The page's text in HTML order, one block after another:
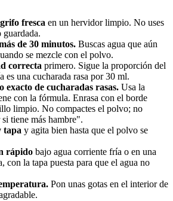
fresca en un hervidor limpio. No uses
guardada.
de 30 minutos. Buscas agua que aún
se mezcle con el polvo.
correcta primero. Sigue la proporción del
una cucharada rasa por 30 ml.
exacto de cucharadas rasas. Usa la
con la fórmula. Enrasa con el borde
limpio. No compactes el polvo; no
tiene más hambre".
tapa y agita bien hasta que el polvo se
rápido bajo agua corriente fría o en una
con la tapa puesta para que el agua no
Pon unas gotas en el interior de